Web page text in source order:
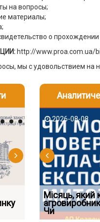
на вопросы;
материалы;
о прохождении
http://www.proa.com.ua/
мы с удовольствием
2026-08-06
Якщо суд
відшкодування
наявніс
2026-08-08
Місяць, який
Чи
2026-08-05
Чи
2026